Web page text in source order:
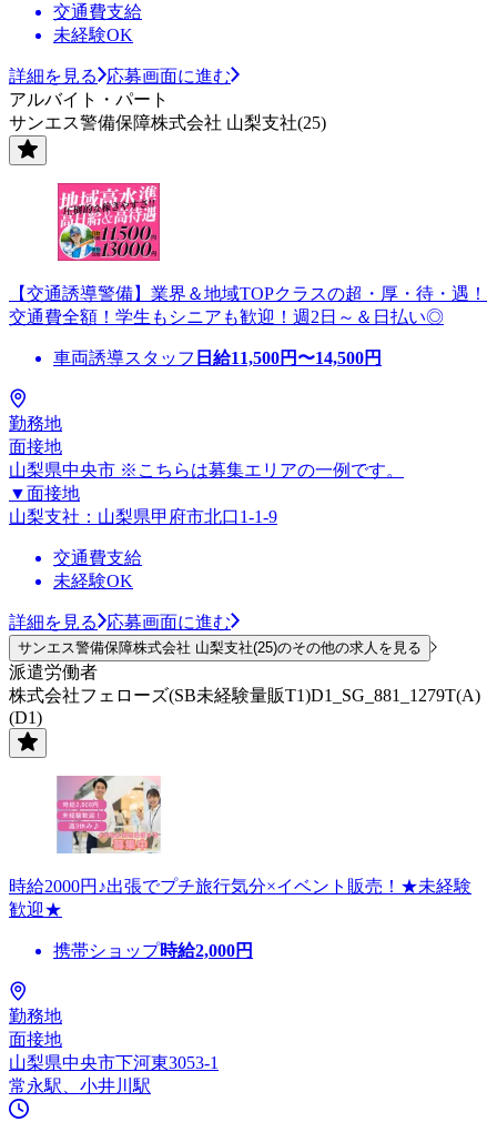
交通費支給
未経験OK
詳細を見る
応募画面に進む
アルバイト・パート
サンエス警備保障株式会社 山梨支社(25)
【交通誘導警備】業界＆地域TOPクラスの超・厚・待・遇！
交通費全額！学生もシニアも歓迎！週2日～＆日払い◎
車両誘導スタッフ 日給11,500円〜14,500円
勤務地
面接地
山梨県中央市 ※こちらは募集エリアの一例です。
▼面接地
山梨支社：山梨県甲府市北口1-1-9
交通費支給
未経験OK
詳細を見る 応募画面に進む
サンエス警備保障株式会社 山梨支社(25)のその他の求人を見る
派遣労働者
株式会社フェローズ(SB未経験量販T1)D1_SG_881_1279T(A)
(D1)
時給2000円♪出張でプチ旅行気分×イベント販売！★未経験
歓迎★
携帯ショップ時給2,000円
勤務地
面接地
山梨県中央市下河東3053-1
常永駅、小井川駅